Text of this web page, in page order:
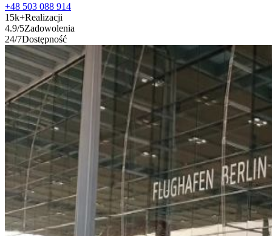
+48 503 088 914
15k+Realizacji
4.9/5Zadowolenia
24/7Dostępność